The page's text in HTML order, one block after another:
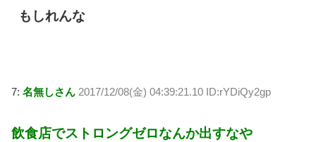
もしれんな
7: 名無しさん 2017/12/08(金) 04:39:21.10 ID:rYDiQy2gp
飲食店でストロングゼロなんか出すなや